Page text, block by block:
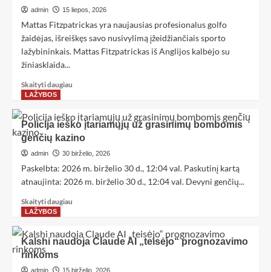
admin 15 liepos, 2026
Mattas Fitzpatrickas yra naujausias profesionalus golfo
žaidėjas, išreiškęs savo nusivylimą įžeidžiančiais sporto
lažybininkais. Mattas Fitzpatrickas iš Anglijos kalbėjo su
žiniasklaida...
Skaityti daugiau
LAŽYBOS
Policija ieško įtariamųjų už grasinimų bombomis
genčių kazino
admin 30 birželio, 2026
Paskelbta: 2026 m. birželio 30 d., 12:04 val. Paskutinį kartą
atnaujinta: 2026 m. birželio 30 d., 12:04 val. Devyni genčių...
Skaityti daugiau
LAŽYBOS
Kalshi naudoja Claude AI „teisėjo“ prognozavimo
rinkoms
admin 15 birželio, 2026